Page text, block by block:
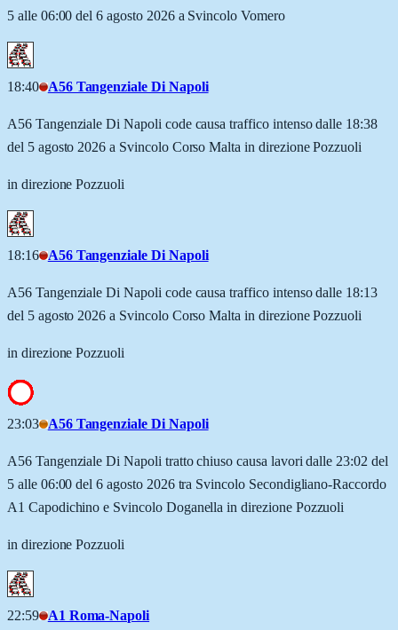
5 alle 06:00 del 6 agosto 2026 a Svincolo Vomero
18:40 A56 Tangenziale Di Napoli
A56 Tangenziale Di Napoli code causa traffico intenso dalle 18:38
del 5 agosto 2026 a Svincolo Corso Malta in direzione Pozzuoli
in direzione Pozzuoli
18:16 A56 Tangenziale Di Napoli
A56 Tangenziale Di Napoli code causa traffico intenso dalle 18:13
del 5 agosto 2026 a Svincolo Corso Malta in direzione Pozzuoli
in direzione Pozzuoli
23:03 A56 Tangenziale Di Napoli
A56 Tangenziale Di Napoli tratto chiuso causa lavori dalle 23:02 del
5 alle 06:00 del 6 agosto 2026 tra Svincolo Secondigliano-Raccordo
A1 Capodichino e Svincolo Doganella in direzione Pozzuoli
in direzione Pozzuoli
22:59 A1 Roma-Napoli